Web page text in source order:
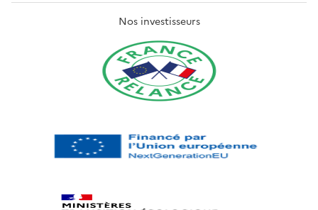
Nos investisseurs